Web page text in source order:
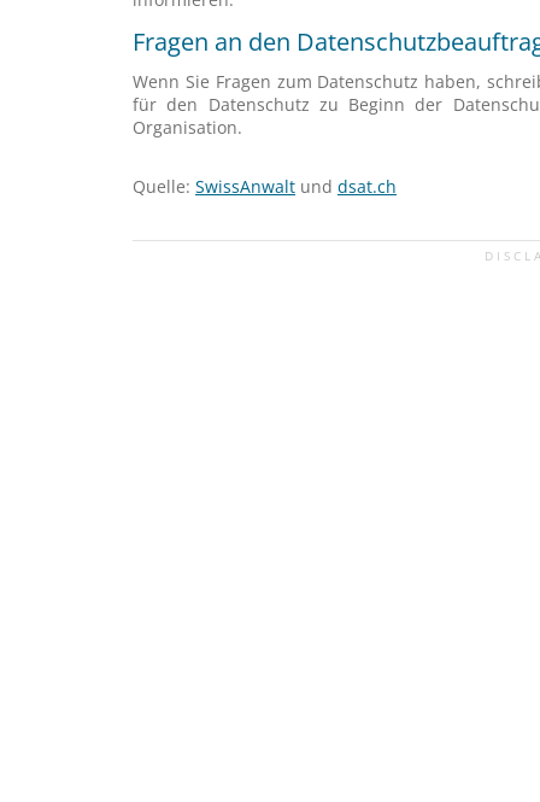
Fragen an den
Wenn Sie Fragen zum Datenschutz haben,
für den Datenschutz zu Beginn der
Organisation.
Quelle: SwissAnwalt und dsat.ch